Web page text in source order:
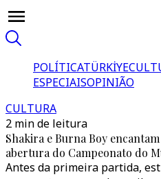
POLÍTICATÜRKİYE
ESPECIAISOPINIÃO
CULTURA
2 min de leitura
Shakira e Burna Boy
abertura do Campeonato do
Antes da primeira partida,